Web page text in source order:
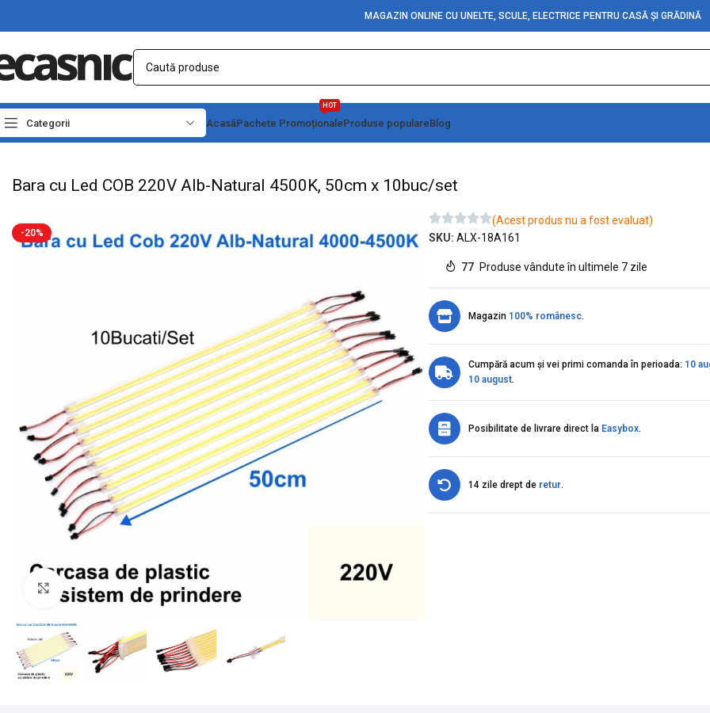
MAGAZIN ONLINE CU UNELTE, SCULE, ELECTRICE PENTRU CASĂ ȘI GRĂDINĂ
Categorii AcasăPachete Promoționale
HOT
Produse populareBlog
Prima pagină Iluminat Led Banda Led Bara cu Led COB 220V Alb-Natural 4500K, 50cm x 10buc/set
Bara cu Led COB 220V Alb-Natural 4500K, 50cm x 10buc/set
-20%
Mărește imaginea
(Acest produs nu a fost evaluat)
SKU: ALX-18A161
77 Produse vândute în ultimele 7 zile
Magazin 100% românesc.
Cumpără acum și vei primi comanda în perioada: 10
10 august.
Posibilitate de livrare direct la Easybox.
14 zile drept de retur.